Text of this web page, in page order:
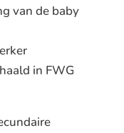
van de baby
in FWG